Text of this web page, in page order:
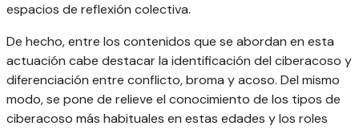
espacios de reflexión colectiva.
De hecho, entre los contenidos que se abordan en esta
actuación cabe destacar la identificación del ciberacoso y
diferenciación entre conflicto, broma y acoso. Del mismo
modo, se pone de relieve el conocimiento de los tipos de
ciberacoso más habituales en estas edades y los roles